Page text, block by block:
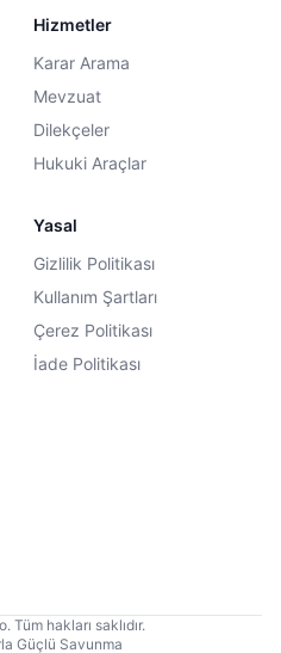
Hizmetler
Karar Arama
Mevzuat
Dilekçeler
Hukuki Araçlar
Yasal
Gizlilik Politikası
Kullanım Şartları
Çerez Politikası
İade Politikası
hakları saklıdır.
Güçlü Savunma